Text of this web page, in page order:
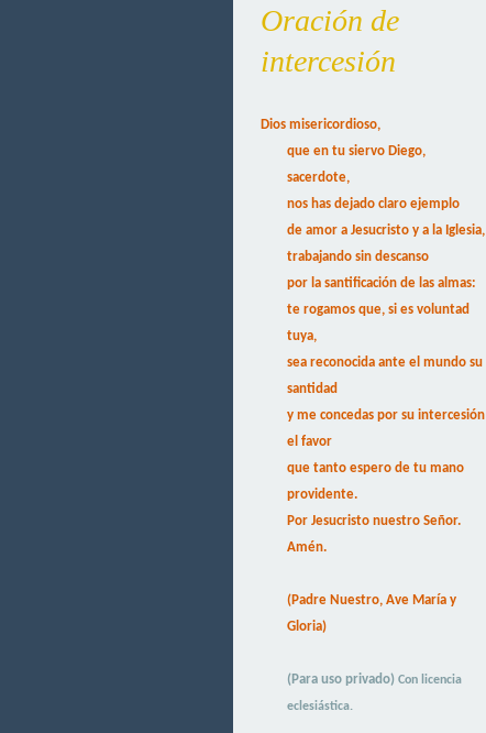
Oración de
intercesión
Dios misericordioso,
que en tu siervo Diego,
sacerdote,
nos has dejado claro ejemplo
de amor a Jesucristo y a la Iglesia,
trabajando sin descanso
por la santificación de las almas:
te rogamos que, si es voluntad
tuya,
sea reconocida ante el mundo su
santidad
y me concedas por su intercesión
el favor
que tanto espero de tu mano
providente.
Por Jesucristo nuestro Señor.
Amén.
(Padre Nuestro, Ave María y
Gloria)
(Para uso privado) Con licencia
eclesiástica.